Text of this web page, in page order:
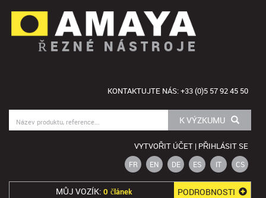
ŘEZNÉ NÁSTROJE
KONTAKTUJTE NÁS: +33 (0)5 57 92 45 50
K VÝZKUMU
VYTVOŘIT ÚČET | PŘIHLÁSIT SE
FR EN DE ES IT CS
MŮJ VOZÍK: 0 článek PODROBNOSTI